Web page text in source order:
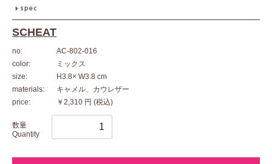
SCHEAT
no:
AC-802-016
color:
ミックス
size:
H3.8× W3.8 cm
materials:
キャメル、カウレザー
price:
￥2,310 円 (税込)
数量
Quantity